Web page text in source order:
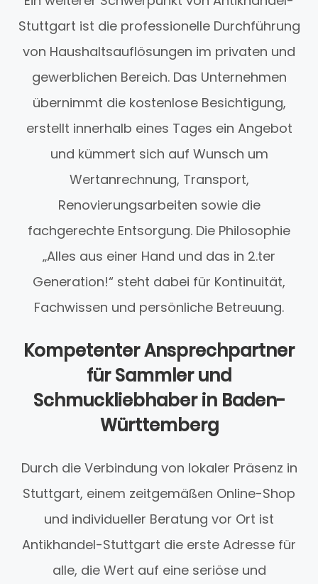
Stuttgart ist die professionelle Durchführung
von Haushaltsauflösungen im privaten und
gewerblichen Bereich. Das Unternehmen
übernimmt die kostenlose Besichtigung,
erstellt innerhalb eines Tages ein Angebot
und kümmert sich auf Wunsch um
Wertanrechnung, Transport,
Renovierungsarbeiten sowie die
fachgerechte Entsorgung. Die Philosophie
„Alles aus einer Hand und das in 2.ter
Generation!“ steht dabei für Kontinuität,
Fachwissen und persönliche Betreuung.
Kompetenter Ansprechpartner
für Sammler und
Schmuckliebhaber in Baden-
Württemberg
Durch die Verbindung von lokaler Präsenz in
Stuttgart, einem zeitgemäßen Online-Shop
und individueller Beratung vor Ort ist
Antikhandel-Stuttgart die erste Adresse für
alle, die Wert auf eine seriöse und